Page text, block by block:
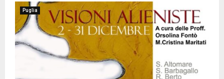
Puglia